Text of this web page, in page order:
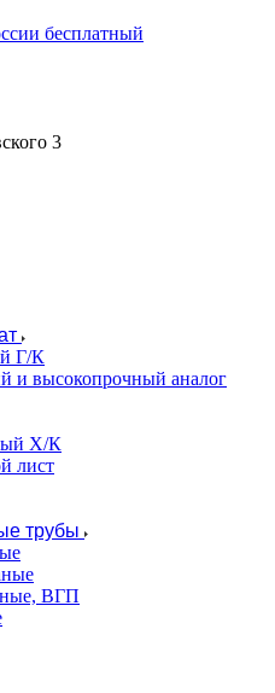
бесплатный
3
Г/К
и высокопрочный аналог
Х/К
лист
трубы
ВГП